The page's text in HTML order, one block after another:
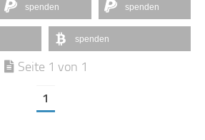
spenden spenden
spenden
Seite 1 von 1
1